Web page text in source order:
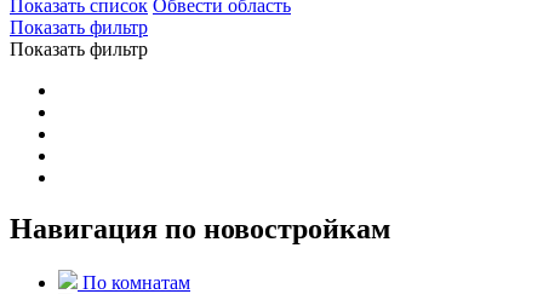
Показать список Обвести область
Показать фильтр
Показать фильтр
Навигация по новостройкам
По комнатам